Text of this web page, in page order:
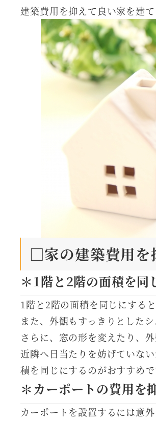
建築費用を抑えて良い家を建て
□家の建築費用を
＊1階と2階の面積を同
1階と2階の面積を同じにする
また、外観もすっきりとした
さらに、窓の形を変えたり、
近隣へ日当たりを妨げていな
積を同じにするのがおすすめで
＊カーポートの費用を
カーポートを設置するには意外